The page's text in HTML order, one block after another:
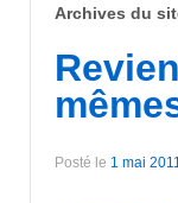
Archives du
Posté le 1 mai